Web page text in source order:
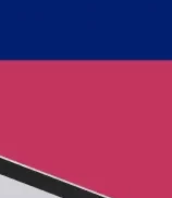
reservados.